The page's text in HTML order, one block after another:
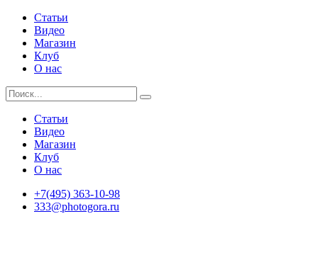
Статьи
Видео
Магазин
Клуб
О нас
Статьи
Видео
Магазин
Клуб
О нас
+7(495) 363-10-98
333@photogora.ru